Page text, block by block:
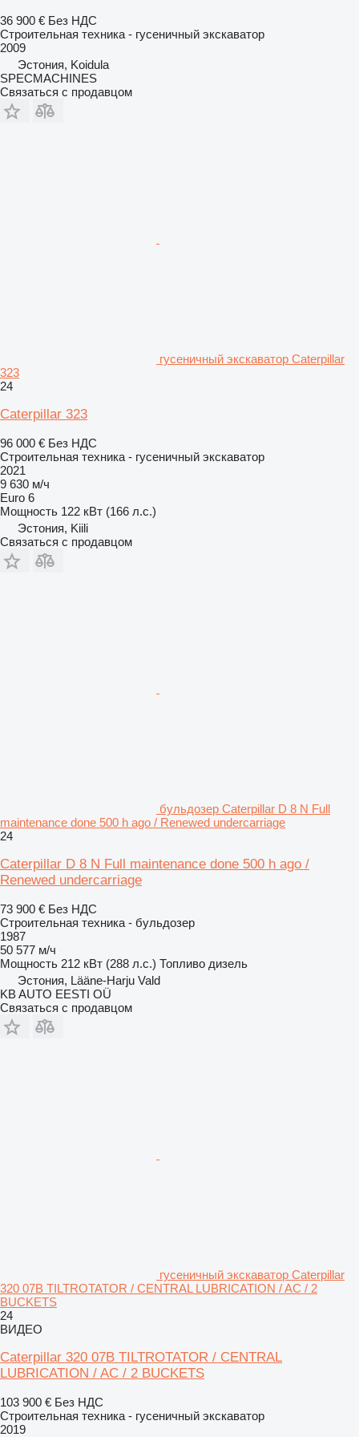
36 900 € Без НДС
Строительная техника - гусеничный экскаватор
2009
Эстония, Koidula
SPECMACHINES
Связаться с продавцом
гусеничный экскаватор Caterpillar
323
24
Caterpillar 323
96 000 € Без НДС
Строительная техника - гусеничный экскаватор
2021
9 630 м/ч
Euro 6
Мощность 122 кВт (166 л.с.)
Эстония, Kiili
Связаться с продавцом
бульдозер Caterpillar D 8 N Full
maintenance done 500 h ago / Renewed undercarriage
24
Caterpillar D 8 N Full maintenance done 500 h ago /
Renewed undercarriage
73 900 € Без НДС
Строительная техника - бульдозер
1987
50 577 м/ч
Мощность 212 кВт (288 л.с.) Топливо дизель
Эстония, Lääne-Harju Vald
KB AUTO EESTI OÜ
Связаться с продавцом
гусеничный экскаватор Caterpillar
320 07B TILTROTATOR / CENTRAL LUBRICATION / AC / 2
BUCKETS
24
ВИДЕО
Caterpillar 320 07B TILTROTATOR / CENTRAL
LUBRICATION / AC / 2 BUCKETS
103 900 € Без НДС
Строительная техника - гусеничный экскаватор
2019